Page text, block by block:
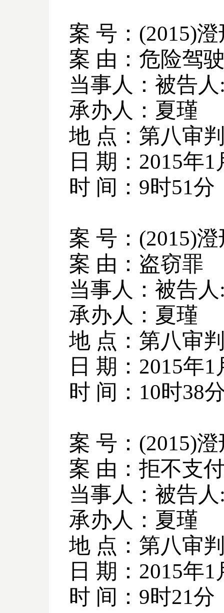
案 号： (2015)澄
案 由：危险驾
当事人：被告人
承办人：夏瑾
地 点：第八审
日 期： 2015年1
时 间： 9时51分
案 号： (2015)澄
案 由：盗窃罪
当事人：被告人
承办人：夏瑾
地 点：第八审
日 期： 2015年1
时 间： 10时38
案 号： (2015)澄
案 由：拒不支
当事人：被告人
承办人：夏瑾
地 点：第八审
日 期： 2015年1
时 间： 9时21分